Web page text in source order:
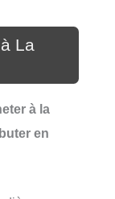
La
à la
en